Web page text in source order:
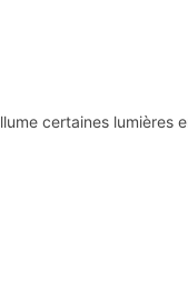
certaines